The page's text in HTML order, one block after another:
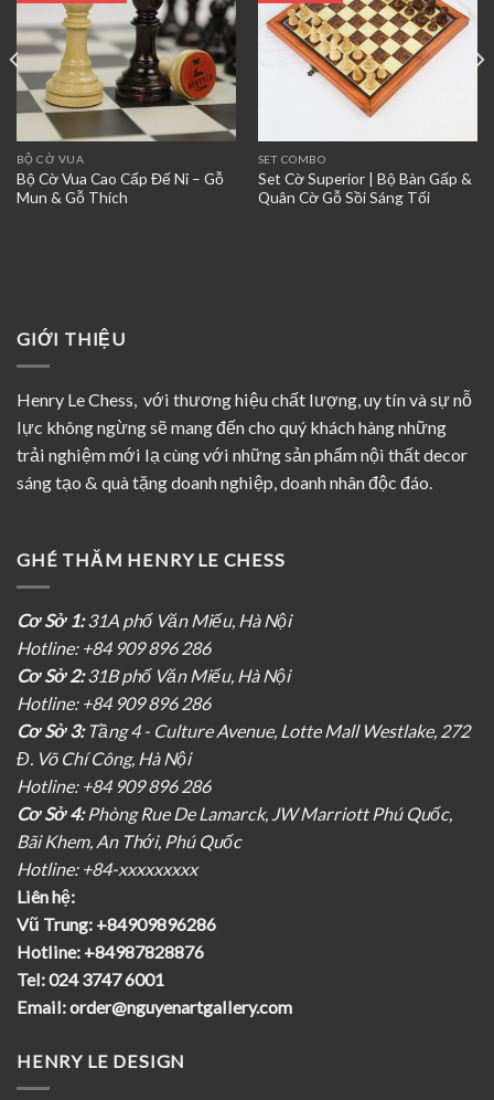
BỘ CỜ VUA
Bộ Cờ Vua Cao Cấp Đế Nỉ – Gỗ
Mun & Gỗ Thích
SET COMBO
Set Cờ Superior | Bộ Bàn Gấp &
Quân Cờ Gỗ Sồi Sáng Tối
GIỚI THIỆU
Henry Le Chess, với thương hiệu chất lượng, uy tín và sự nỗ
lực không ngừng sẽ mang đến cho quý khách hàng những
trải nghiệm mới lạ cùng với những sản phẩm nội thất decor
sáng tạo & quà tặng doanh nghiệp, doanh nhân độc đáo.
GHÉ THĂM HENRY LE CHESS
Cơ Sở 1:31A phố Văn Miếu, Hà Nội
Hotline: +84 909 896 286
Cơ Sở 2:31B phố Văn Miếu, Hà Nội
Hotline: +84 909 896 286
Cơ Sở 3:Tầng 4 - Culture Avenue, Lotte Mall Westlake, 272
Đ. Võ Chí Công, Hà Nội
Hotline: +84 909 896 286
Cơ Sở 4:Phòng Rue De Lamarck, JW Marriott Phú Quốc,
Bãi Khem, An Thới, Phú Quốc
Hotline: +84-xxxxxxxxx
Liên hệ:
Vũ Trung: +84909896286
Hotline: +84987828876
Tel:024 3747 6001
Email:order@nguyenartgallery.com
HENRY LE DESIGN